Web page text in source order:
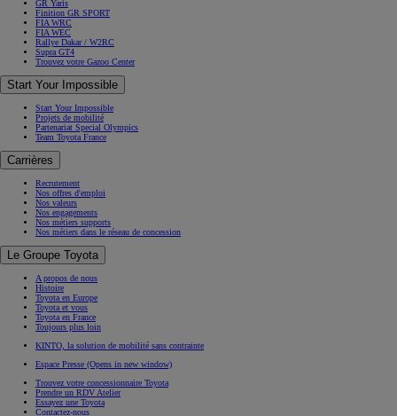
GR Yaris
Finition GR SPORT
FIA WRC
FIA WEC
Rallye Dakar / W2RC
Supra GT4
Trouvez votre Gazoo Center
Start Your Impossible
Start Your Impossible
Projets de mobilité
Partenariat Special Olympics
Team Toyota France
Carrières
Recrutement
Nos offres d'emploi
Nos valeurs
Nos engagements
Nos métiers supports
Nos métiers dans le réseau de concession
Le Groupe Toyota
A propos de nous
Histoire
Toyota en Europe
Toyota et vous
Toyota en France
Toujours plus loin
KINTO, la solution de mobilité sans contrainte
Espace Presse (Opens in new window)
Trouvez votre concessionnaire Toyota
Prendre un RDV Atelier
Essayez une Toyota
Contactez-nous